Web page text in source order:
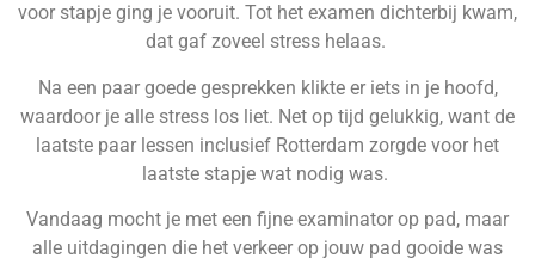
voor stapje ging je vooruit. Tot het examen dichterbij kwam,
dat gaf zoveel stress helaas.
Na een paar goede gesprekken klikte er iets in je hoofd,
waardoor je alle stress los liet. Net op tijd gelukkig, want de
laatste paar lessen inclusief Rotterdam zorgde voor het
laatste stapje wat nodig was.
Vandaag mocht je met een fijne examinator op pad, maar
alle uitdagingen die het verkeer op jouw pad gooide was